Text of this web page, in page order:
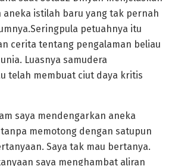
aneka istilah baru yang tak pernah
petuahnya itu
cerita tentang pengalaman beliau
Luasnya samudera
telah membuat ciut daya kritis
saya mendengarkan aneka
memotong dengan satupun
Saya tak mau bertanya.
saya menghambat aliran